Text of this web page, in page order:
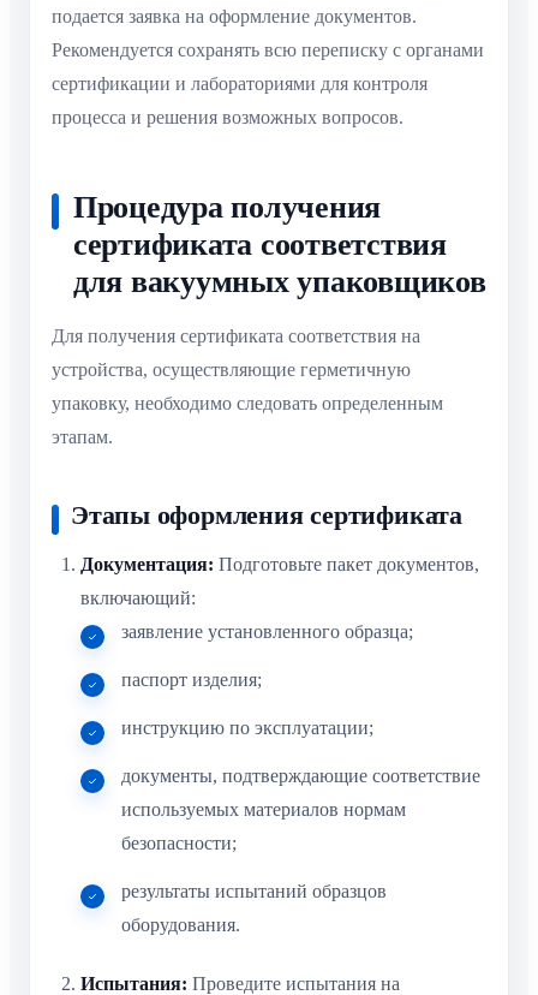
подается заявка на оформление документов.
Рекомендуется сохранять всю переписку с органами
сертификации и лабораториями для контроля
процесса и решения возможных вопросов.
Процедура получения
сертификата соответствия
для вакуумных упаковщиков
Для получения сертификата соответствия на
устройства, осуществляющие герметичную
упаковку, необходимо следовать определенным
этапам.
Этапы оформления сертификата
Документация: Подготовьте пакет документов,
включающий:
заявление установленного образца;
паспорт изделия;
инструкцию по эксплуатации;
документы, подтверждающие соответствие
используемых материалов нормам
безопасности;
результаты испытаний образцов
оборудования.
Испытания: Проведите испытания на